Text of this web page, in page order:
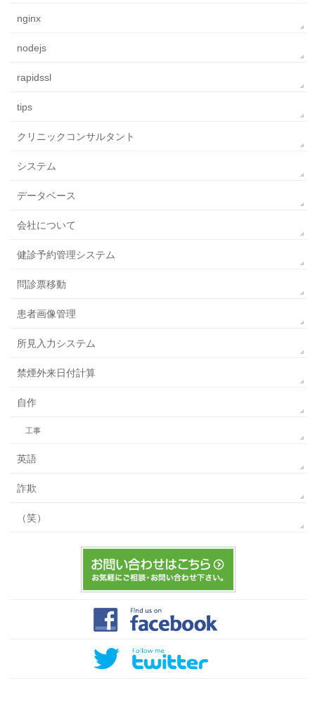
nginx
nodejs
rapidssl
tips
クリニックコンサルタント
システム
データベース
会社について
健診予約管理システム
問診票移動
患者画像管理
所見入力システム
禁煙外来日付計算
自作
工事
英語
詐欺
（笑）